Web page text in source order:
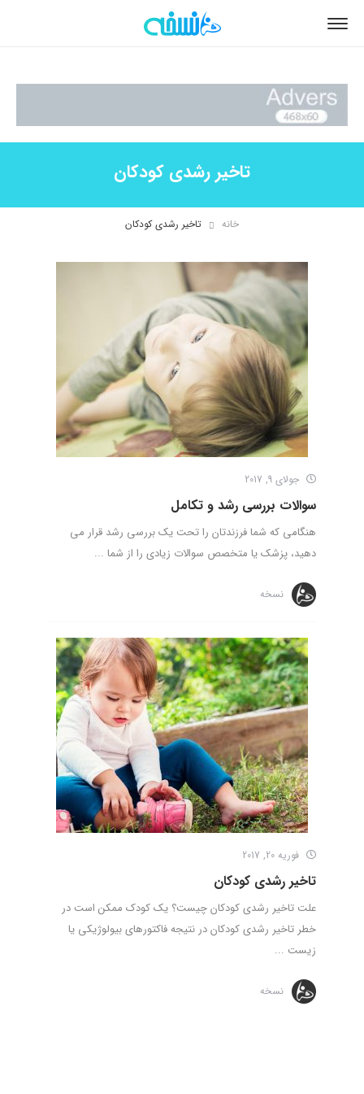
تاخیر رشدی کودکان
خانه تاخیر رشدی کودکان
جولای 9, 2017
سوالات بررسی رشد و تکامل
هنگامی که شما فرزندتان را تحت یک بررسی رشد قرار می
دهید، پزشک یا متخصص سوالات زیادی را از شما ...
نسخه
فوریه 20, 2017
تاخیر رشدی کودکان
علت تاخیر رشدی کودکان چیست؟ یک کودک ممکن است در
خطر تاخیر رشدی کودکان در نتیجه فاکتورهای بیولوژیکی یا
زیست ...
نسخه